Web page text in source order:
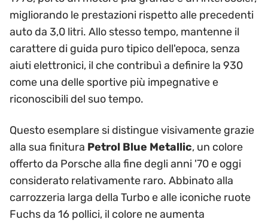
migliorando le prestazioni rispetto alle precedenti
auto da 3,0 litri. Allo stesso tempo, mantenne il
carattere di guida puro tipico dell'epoca, senza
aiuti elettronici, il che contribuì a definire la 930
come una delle sportive più impegnative e
riconoscibili del suo tempo.
Questo esemplare si distingue visivamente grazie
alla sua finitura Petrol Blue Metallic, un colore
offerto da Porsche alla fine degli anni '70 e oggi
considerato relativamente raro. Abbinato alla
carrozzeria larga della Turbo e alle iconiche ruote
Fuchs da 16 pollici, il colore ne aumenta